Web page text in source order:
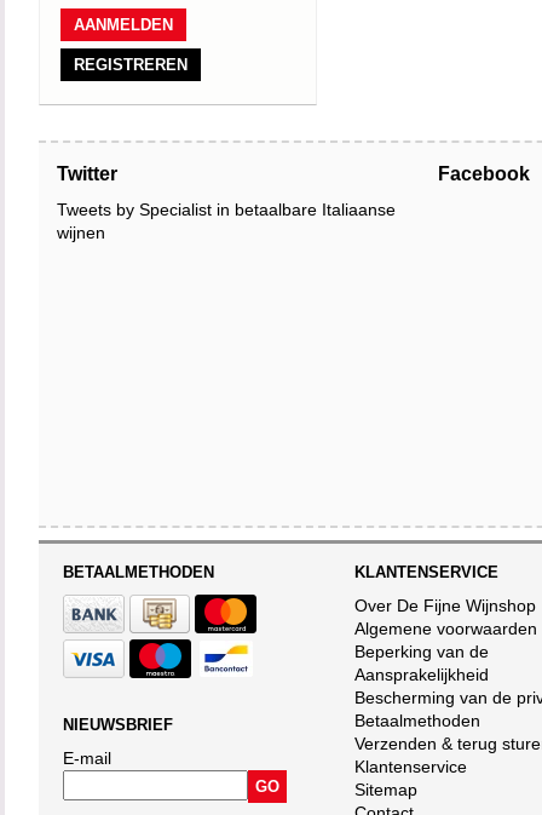
REGISTREREN
Twitter
Tweets by Specialist in betaalbare Italiaanse
wijnen
Facebook
BETAALMETHODEN
NIEUWSBRIEF
E-mail
KLANTENSERVICE
Over De Fijne Wijnshop
Algemene voorwaarden
Beperking van de
Aansprakelijkheid
Bescherming van de
Betaalmethoden
Verzenden & terug
Klantenservice
Sitemap